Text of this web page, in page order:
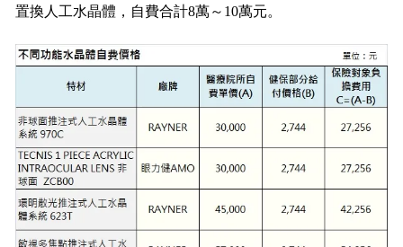
置換人工水晶體，自費合計8萬～10萬元。